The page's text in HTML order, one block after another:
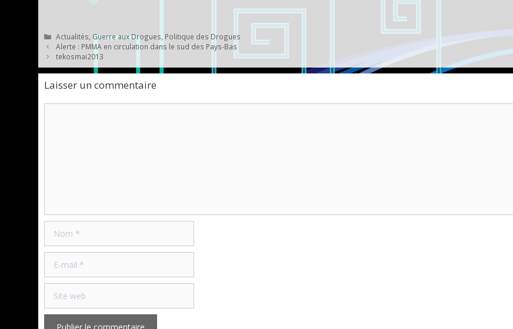
Catégories
Actualités Guerre aux Drogues Politique des Drogues
Alerte : PMMA en circulation dans le sud des Pays-Bas
tekosmai2013
Laisser un commentaire
mail
web